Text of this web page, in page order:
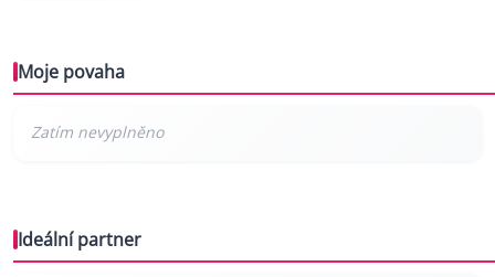
Moje povaha
Ideální partner